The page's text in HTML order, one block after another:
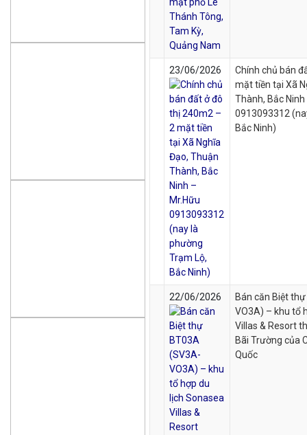
23/06/2026
Chính chủ bán
mặt tiền tại Xã
Thành, Bắc
0913093312
Bắc Ninh)
22/06/2026
Bán căn Biệt
VO3A) – khu tổ
Villas & Resort
Bãi Trường của
Quốc